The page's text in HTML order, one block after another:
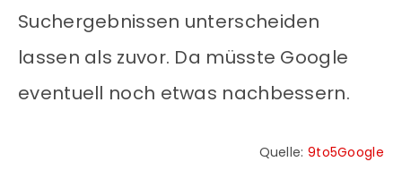
Suchergebnissen unterscheiden
lassen als zuvor. Da müsste Google
eventuell noch etwas nachbessern.
Quelle: 9to5Google